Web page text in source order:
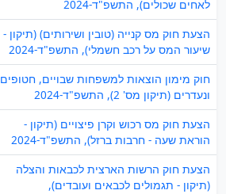
לאחים שכולים), התשפ"ד-2024
הצעת חוק מס קנייה (טובין ושירותים) (תיקון -
שיעור המס על רכב חשמלי), התשפ"ד-2024
חוק מימון הוצאות למשפחות שבויים, חטופים
ונעדרים (תיקון מס' 2), התשפ"ד-2024
הצעת חוק מס רכוש וקרן פיצויים (תיקון -
הוראת שעה - חרבות ברזל), התשפ"ד-2024
הצעת חוק הרשות הארצית לכבאות והצלה
(תיקון - תגמולים לכבאים ועובדים),